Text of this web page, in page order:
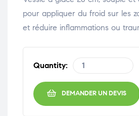
pour appliquer du froid sur les
et réduire inflammations ou
Quantity:
DEMANDER UN DEVIS